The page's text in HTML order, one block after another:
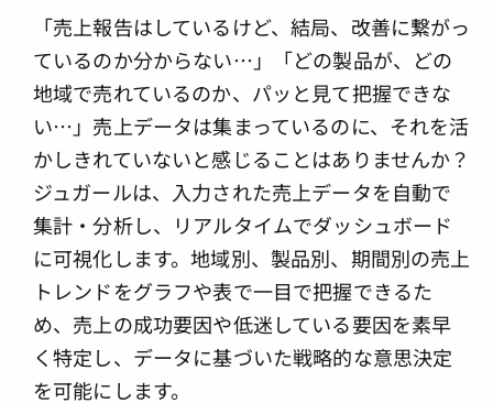
「売上報告はしているけど、結局、改善に繋がっ
ているのか分からない…」「どの製品が、どの
地域で売れているのか、パッと見て把握できな
い…」売上データは集まっているのに、それを活
かしきれていないと感じることはありませんか？
ジュガールは、入力された売上データを自動で
集計・分析し、リアルタイムでダッシュボード
に可視化します。地域別、製品別、期間別の売上
トレンドをグラフや表で一目で把握できるた
め、売上の成功要因や低迷している要因を素早
く特定し、データに基づいた戦略的な意思決定
を可能にします。